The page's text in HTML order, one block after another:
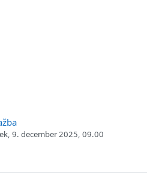
Naloga
9. december 2025, 09.00